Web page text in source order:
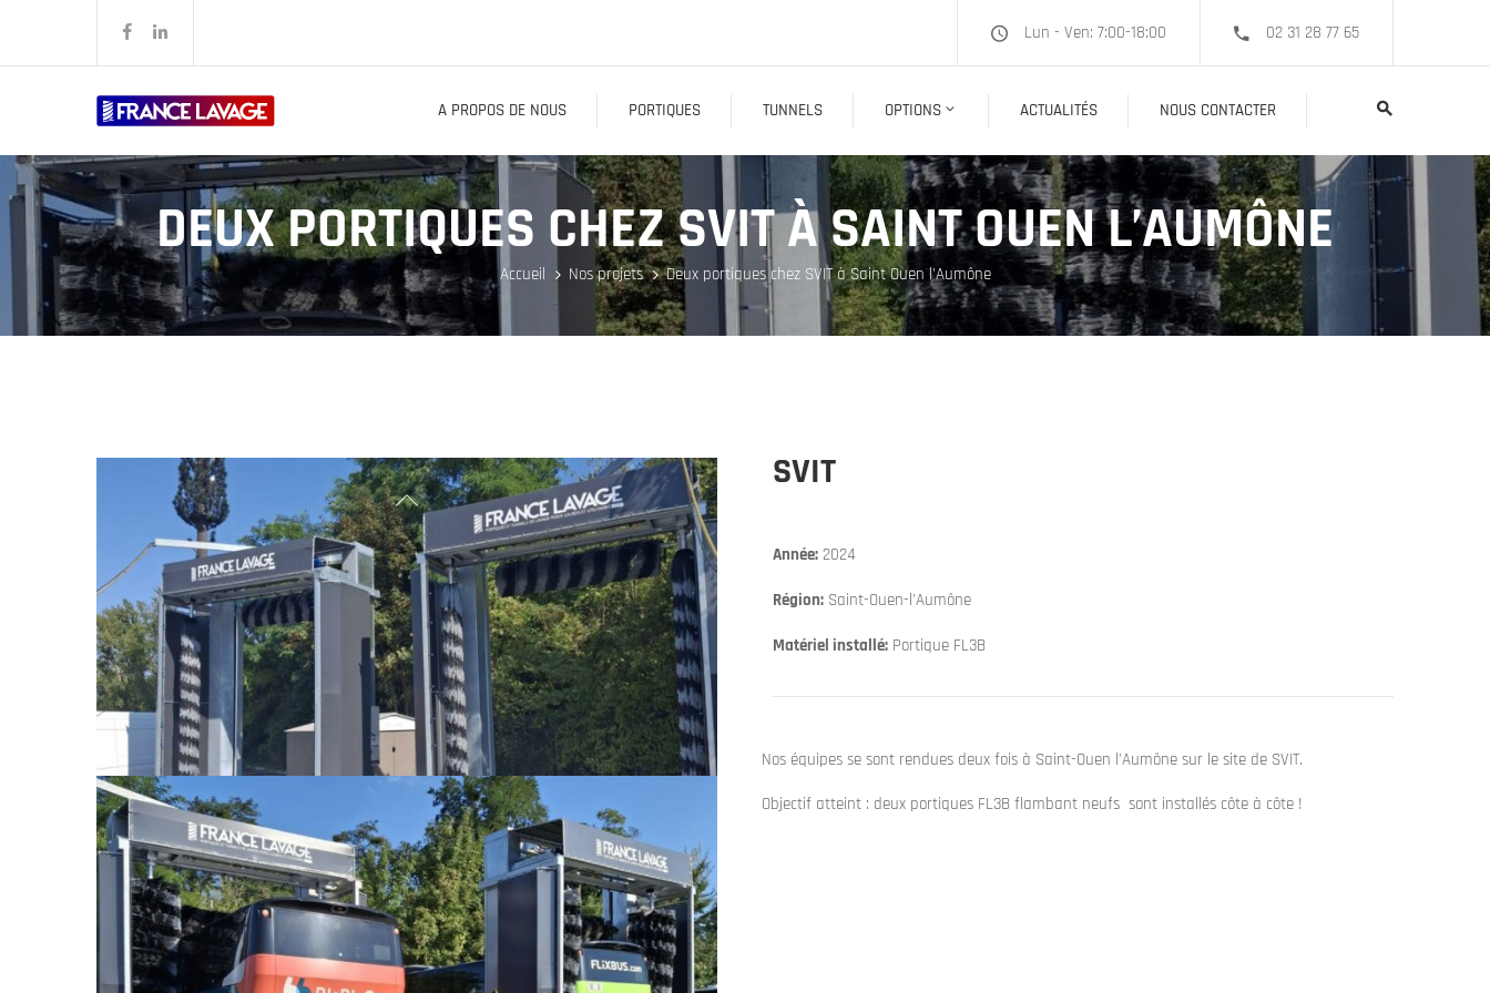
Lun - Ven: 7:00-18:00 02 31 28 77 65
A PROPOS DE NOUS PORTIQUES TUNNELS OPTIONS ACTUALITÉS NOUS CONTACTER
DEUX PORTIQUES CHEZ SVIT À SAINT OUEN L’AUMÔNE
Accueil Nos projets Deux portiques chez SVIT à Saint Ouen l’Aumône
SVIT
Année: 2024
Région: Saint-Ouen-l'Aumône
Matériel installé: Portique FL3B
Nos équipes se sont rendues deux fois à Saint-Ouen l’Aumône sur le site de SVIT.
Objectif atteint : deux portiques FL3B flambant neufs sont installés côte à côte !